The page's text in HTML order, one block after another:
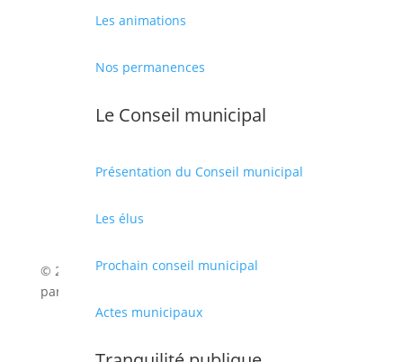
Les animations
Nos permanences
Le Conseil municipal
Présentation du Conseil municipal
Les élus
Prochain conseil municipal
Actes municipaux
Du lundi au vendredi : 8h-12h et 13h-17h
© 2026 Mairie de Cabestany | Site Internet réalisé
par